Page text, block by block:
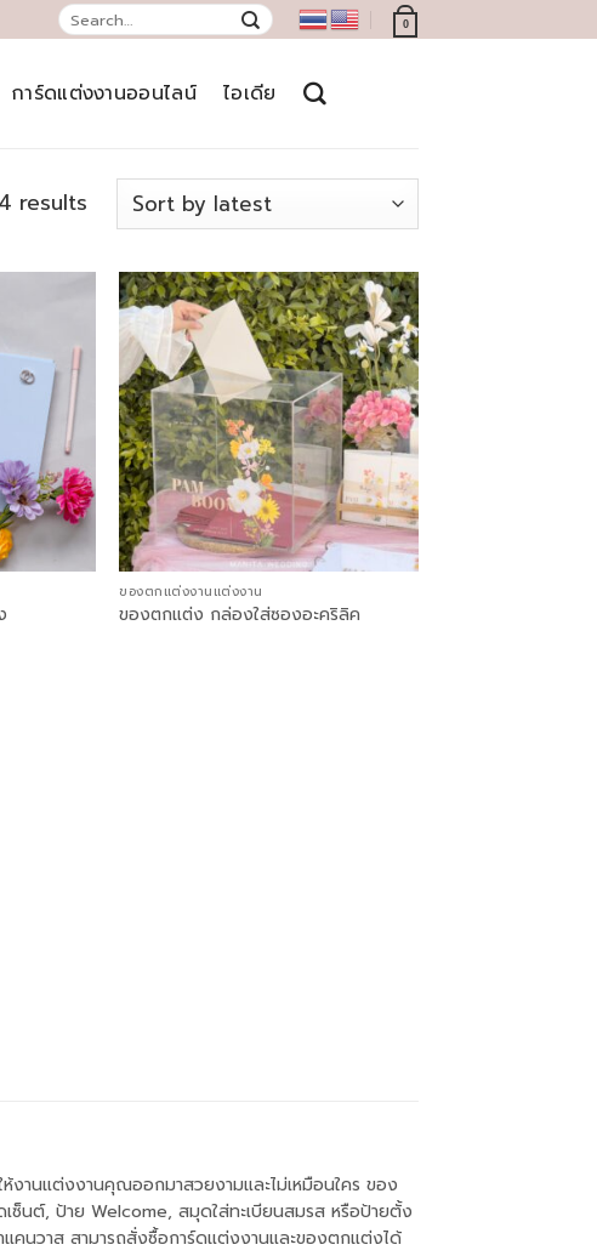
Search
for:
0
การ์ดแต่งงานออนไลน์ ไอเดีย
results Sorted
latest
ของตกแต่งงานแต่งงาน
ของตกแต่ง กล่องใส่ซองอะคริลิค
านแต่งงานคุณออกมาสวยงามและไม่เหมือนใคร ของ
ซ็นต์, ป้าย Welcome, สมุดใส่ทะเบียนสมรส หรือป้ายตั้ง
แคนวาส สามารถสั่งซื้อการ์ดแต่งงานและของตกแต่งได้